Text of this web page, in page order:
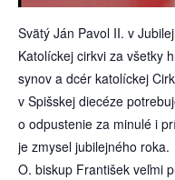
Svätý Ján Pavol II. v
Katolíckej cirkvi za všetky
synov a dcér katolíckej
v Spišskej diecéze
o odpustenie za minulé i
je zmysel jubilejného roka.
O. biskup František veľmi